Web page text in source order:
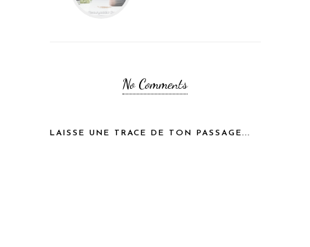
No Comments
LAISSE UNE TRACE DE TON PASSAGE...